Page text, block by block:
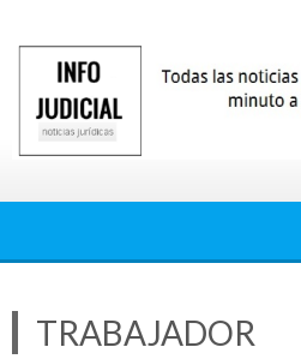
contenido
TRABAJADOR